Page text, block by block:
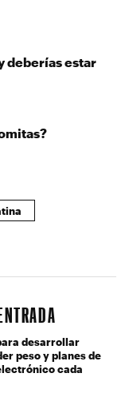
deberías estar
desarrollar
peso y planes de
cada